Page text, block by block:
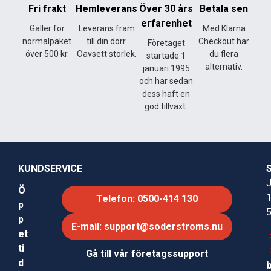
Fri frakt
Gäller för
normalpaket
över 500 kr.
Hemleverans
Leverans fram
till din dörr.
Oavsett storlek.
Över 30 års
erfarenhet
Företaget
startade 1
januari 1995
och har sedan
dess haft en
god tillväxt.
Betala sen
Med Klarna
Checkout har
du flera
alternativ.
KUNDSERVICE
Ö
p
p
et
ti
d
Telefon: 0500-414 130
E-mail: support@soderstroms.nu
Gå till vår företagssupport